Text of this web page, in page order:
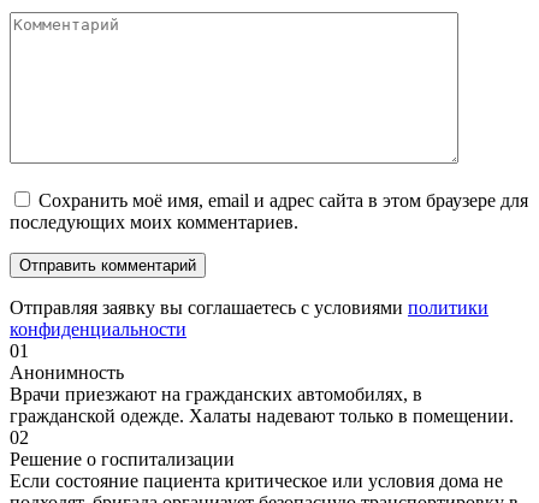
Сохранить моё имя, email и адрес сайта в этом браузере для
последующих моих комментариев.
Отправляя заявку вы соглашаетесь с условиями политики
конфиденциальности
01
Анонимность
Врачи приезжают на гражданских автомобилях, в
гражданской одежде. Халаты надевают только в помещении.
02
Решение о госпитализации
Если состояние пациента критическое или условия дома не